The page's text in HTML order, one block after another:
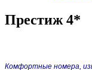
Престиж 4*
Комфортные номера,